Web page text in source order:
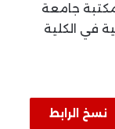
جامعة
في الكلية
نسخ الرابط